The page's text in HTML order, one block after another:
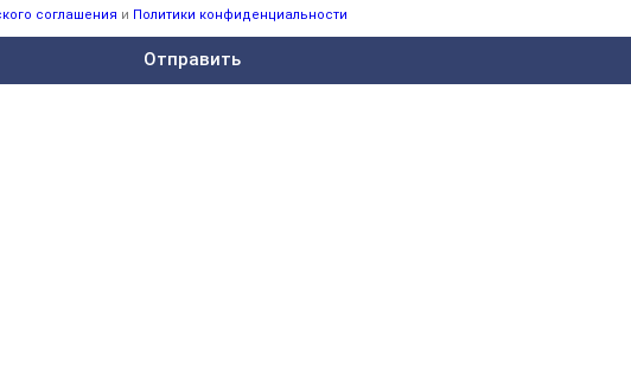
соглашения и Политики конфиденциальности
Отправить